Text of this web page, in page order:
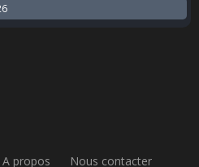
A propos Nous contacter